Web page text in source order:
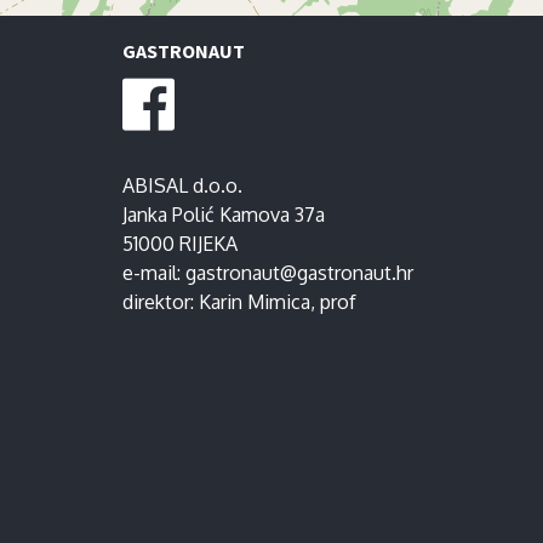
GASTRONAUT
ABISAL d.o.o.
Janka Polić Kamova 37a
51000 RIJEKA
e-mail: gastronaut@gastronaut.hr
direktor: Karin Mimica, prof